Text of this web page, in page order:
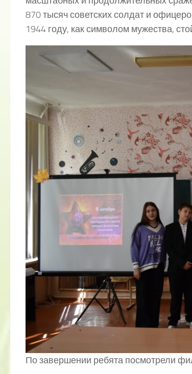
870 тысяч советских солдат и
1944 году, как символом мужества,
По завершении ребята посмотрели